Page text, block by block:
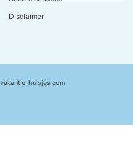
Disclaimer
huisjes.com